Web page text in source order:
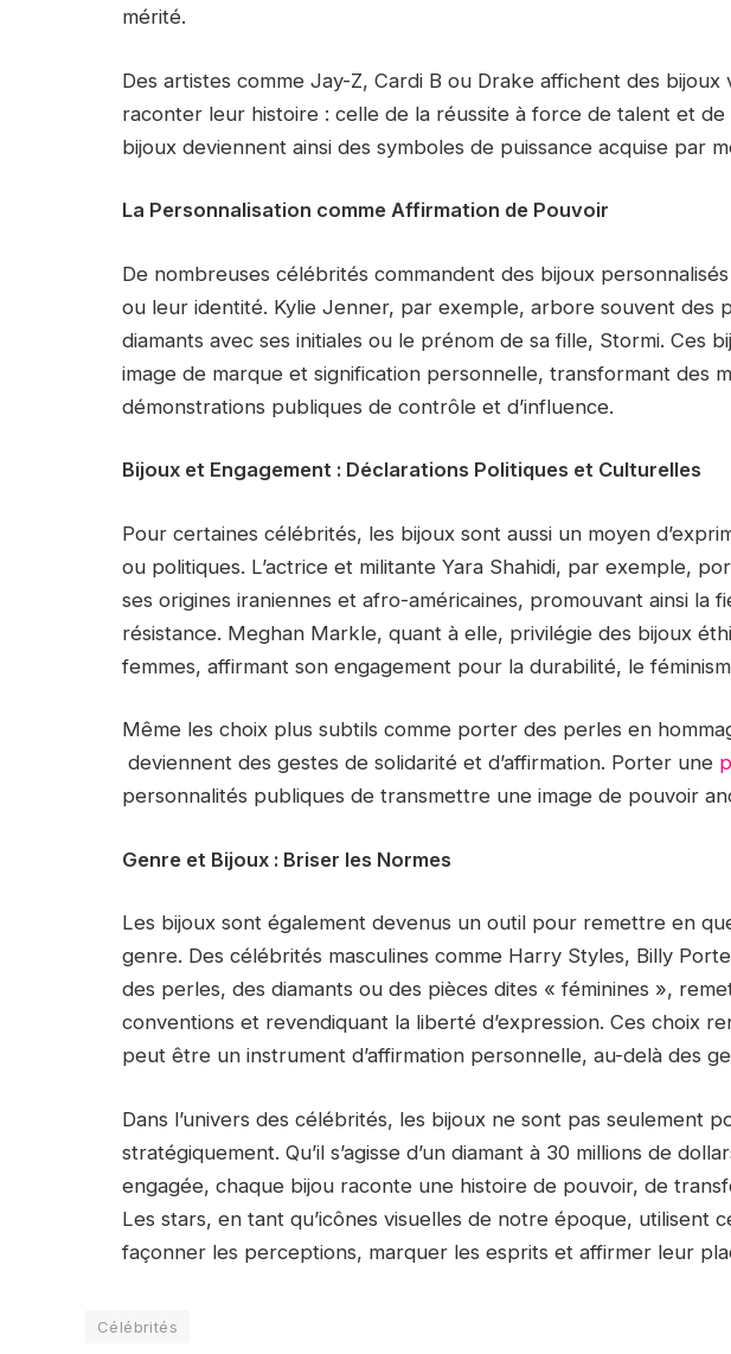
mérité.
Des artistes comme Jay-Z, Cardi B ou Drake affichent des bijoux
raconter leur histoire : celle de la réussite à force de talent et
bijoux deviennent ainsi des symboles de puissance acquise par
La Personnalisation comme Affirmation de Pouvoir
De nombreuses célébrités commandent des bijoux
ou leur identité. Kylie Jenner, par exemple, arbore souvent des
diamants avec ses initiales ou le prénom de sa fille, Stormi. Ces
image de marque et signification personnelle, transformant des
démonstrations publiques de contrôle et d’influence.
Bijoux et Engagement : Déclarations Politiques et Culturelles
Pour certaines célébrités, les bijoux sont aussi un moyen
ou politiques. L’actrice et militante Yara Shahidi, par exemple,
ses origines iraniennes et afro-américaines, promouvant ainsi la
résistance. Meghan Markle, quant à elle, privilégie des bijoux
femmes, affirmant son engagement pour la durabilité, le
Même les choix plus subtils comme porter des perles en
deviennent des gestes de solidarité et d’affirmation. Porter une
personnalités publiques de transmettre une image de pouvoir
Genre et Bijoux : Briser les Normes
Les bijoux sont également devenus un outil pour remettre en
genre. Des célébrités masculines comme Harry Styles, Billy
des perles, des diamants ou des pièces dites « féminines »,
conventions et revendiquant la liberté d’expression. Ces choix
peut être un instrument d’affirmation personnelle, au-delà des
Dans l’univers des célébrités, les bijoux ne sont pas seulement
stratégiquement. Qu’il s’agisse d’un diamant à 30 millions de
engagée, chaque bijou raconte une histoire de pouvoir, de
Les stars, en tant qu’icônes visuelles de notre époque, utilisent
façonner les perceptions, marquer les esprits et affirmer leur
Célébrités